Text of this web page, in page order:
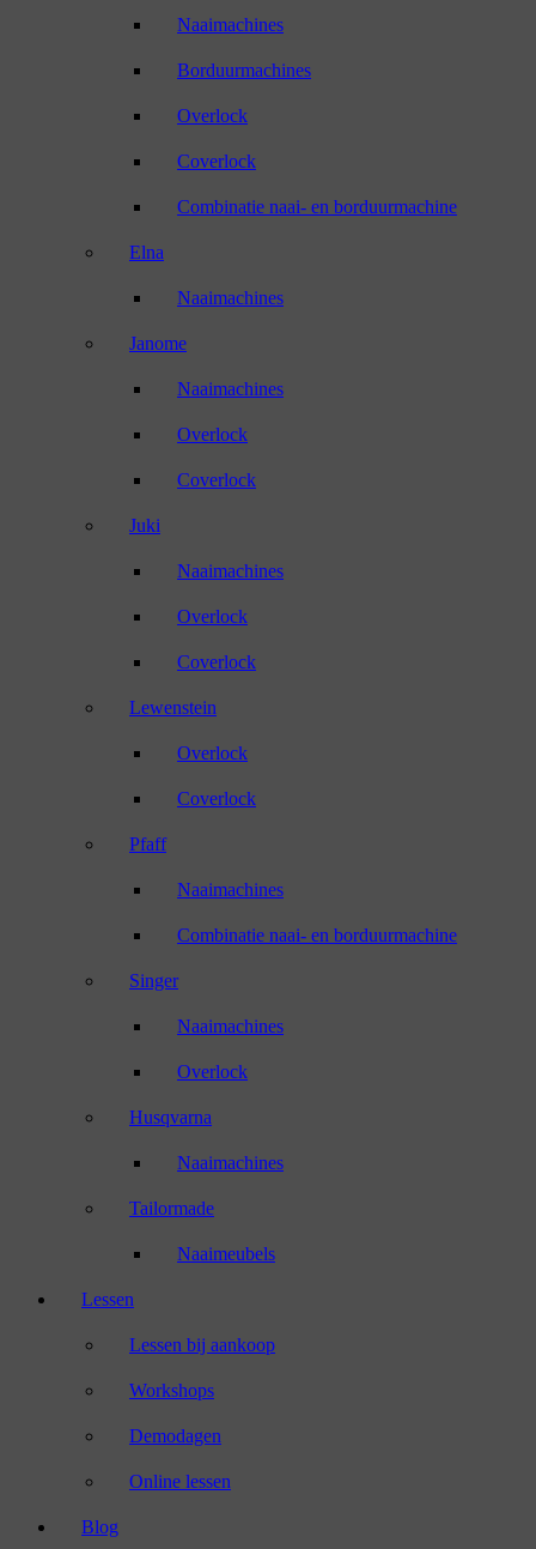
Naaimachines
Borduurmachines
Overlock
Coverlock
Combinatie naai- en borduurmachine
Elna
Naaimachines
Janome
Naaimachines
Overlock
Coverlock
Juki
Naaimachines
Overlock
Coverlock
Lewenstein
Overlock
Coverlock
Pfaff
Naaimachines
Combinatie naai- en borduurmachine
Singer
Naaimachines
Overlock
Husqvarna
Naaimachines
Tailormade
Naaimeubels
Lessen
Lessen bij aankoop
Workshops
Demodagen
Online lessen
Blog